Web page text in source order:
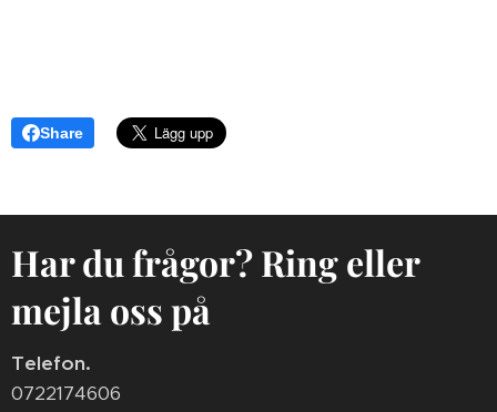
Share
Har du frågor? Ring eller
mejla oss på
Telefon.
0722174606